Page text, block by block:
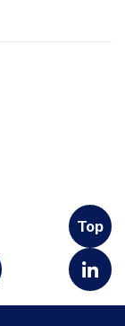
Top